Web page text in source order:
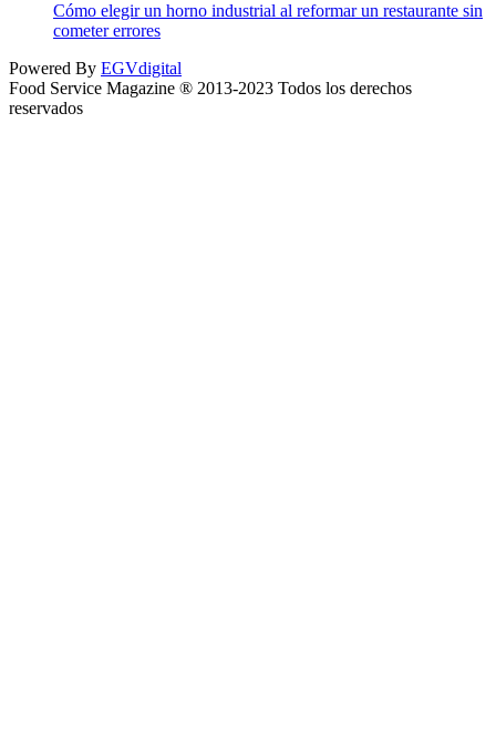
Cómo elegir un horno industrial al reformar un restaurante sin
cometer errores
Powered By EGVdigital
Food Service Magazine ® 2013-2023 Todos los derechos
reservados